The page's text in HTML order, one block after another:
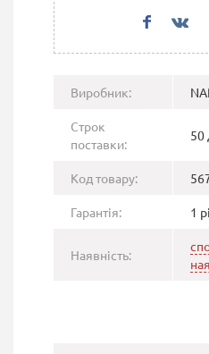
Виробник:
Строк
поставки:
50
Код товару:
Гарантія: 1
Наявність: